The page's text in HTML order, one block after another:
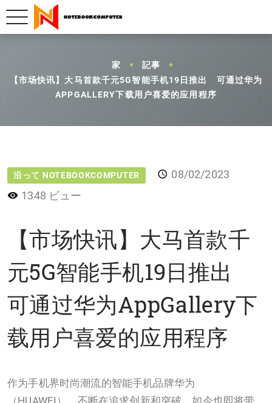
家
記事
【市场快讯】大马首款千元5G智能手机19日推出 可通过华为
APPGALLERY下载用户喜爱的应用程序
沿って NOTEBOOKCOMPUTER
08/02/2023
1348 ビュー
【市场快讯】大马首款千
元5G智能手机19日推出
可通过华为AppGallery下
载用户喜爱的应用程序
作为手机界时尚潮流的智能手机品牌华为
（HUAWEI），不断在追求创新和突破，如今也即将带